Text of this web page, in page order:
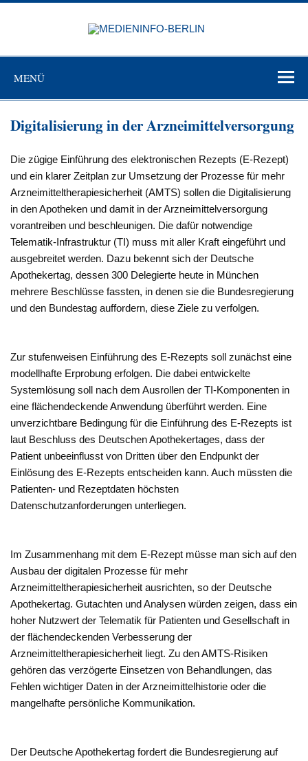
Zum
MENÜ
Digitalisierung in der Arzneimittelversorgung
Die zügige Einführung des elektronischen Rezepts (E-Rezept)
und ein klarer Zeitplan zur Umsetzung der Prozesse für mehr
Arzneimitteltherapiesicherheit (AMTS) sollen die Digitalisierung
in den Apotheken und damit in der Arzneimittelversorgung
vorantreiben und beschleunigen. Die dafür notwendige
Telematik-Infrastruktur (TI) muss mit aller Kraft eingeführt und
ausgebreitet werden. Dazu bekennt sich der Deutsche
Apothekertag, dessen 300 Delegierte heute in München
mehrere Beschlüsse fassten, in denen sie die Bundesregierung
und den Bundestag auffordern, diese Ziele zu verfolgen.
Zur stufenweisen Einführung des E-Rezepts soll zunächst eine
modellhafte Erprobung erfolgen. Die dabei entwickelte
Systemlösung soll nach dem Ausrollen der TI-Komponenten in
eine flächendeckende Anwendung überführt werden. Eine
unverzichtbare Bedingung für die Einführung des E-Rezepts ist
laut Beschluss des Deutschen Apothekertages, dass der
Patient unbeeinflusst von Dritten über den Endpunkt der
Einlösung des E-Rezepts entscheiden kann. Auch müssten die
Patienten- und Rezeptdaten höchsten
Datenschutzanforderungen unterliegen.
Im Zusammenhang mit dem E-Rezept müsse man sich auf den
Ausbau der digitalen Prozesse für mehr
Arzneimitteltherapiesicherheit ausrichten, so der Deutsche
Apothekertag. Gutachten und Analysen würden zeigen, dass ein
hoher Nutzwert der Telematik für Patienten und Gesellschaft in
der flächendeckenden Verbesserung der
Arzneimitteltherapiesicherheit liegt. Zu den AMTS-Risiken
gehören das verzögerte Einsetzen von Behandlungen, das
Fehlen wichtiger Daten in der Arzneimittelhistorie oder die
mangelhafte persönliche Kommunikation.
Der Deutsche Apothekertag fordert die Bundesregierung auf